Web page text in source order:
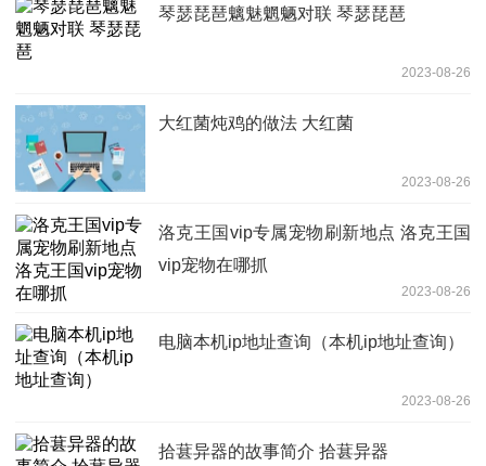
琴瑟琵琶魑魅魍魉对联 琴瑟琵琶
2023-08-26
大红菌炖鸡的做法 大红菌
2023-08-26
洛克王国vip专属宠物刷新地点 洛克王国
vip宠物在哪抓
2023-08-26
电脑本机ip地址查询（本机ip地址查询）
2023-08-26
拾葚异器的故事简介 拾葚异器